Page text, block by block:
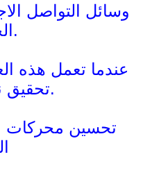
وسائل التواصل
الجمهور.
عندما تعمل هذه
تحقيق نمو مستدام.
تحسين محركات